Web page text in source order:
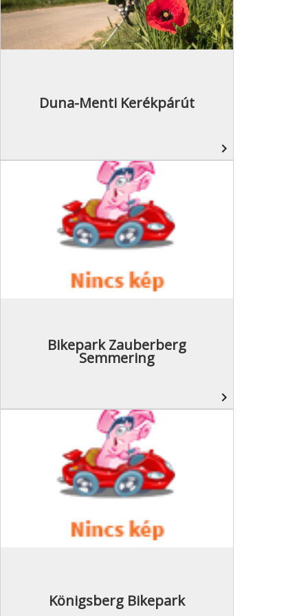
Duna-Menti Kerékpárút
navigate_next
Bikepark Zauberberg
Semmering
navigate_next
Königsberg Bikepark